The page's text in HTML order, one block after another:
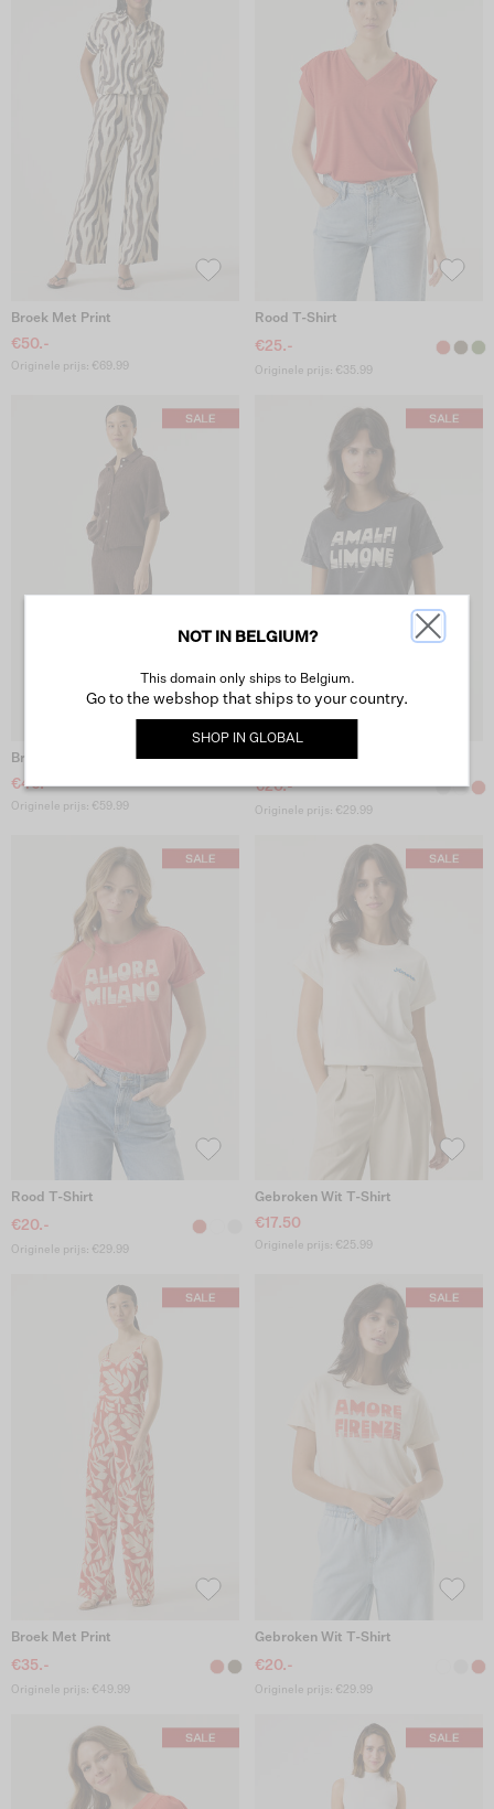
Broek Met Print
€50.-
Originele prijs: €69.99
Rood T-Shirt
€25.-
Originele prijs: €35.99
Bruine Broek
€40.-
Originele prijs: €59.99
Donkergrijs T-Shirt
€20.-
Originele prijs: €29.99
Rood T-Shirt
€20.-
Originele prijs: €29.99
Gebroken Wit T-Shirt
€17.50
Originele prijs: €25.99
Broek Met Print
€35.-
Originele prijs: €49.99
Gebroken Wit T-Shirt
€20.-
Originele prijs: €29.99
NOT IN BELGIUM?
This domain only ships to Belgium.
Go to the webshop that ships to your country.
SHOP IN GLOBAL